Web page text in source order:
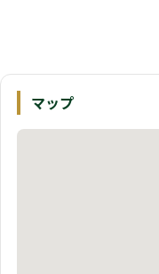
マップ